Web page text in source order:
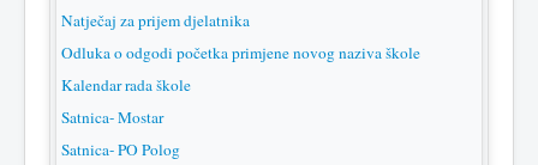
Natječaj za prijem djelatnika
Odluka o odgodi početka primjene novog naziva škole
Kalendar rada škole
Satnica- Mostar
Satnica- PO Polog